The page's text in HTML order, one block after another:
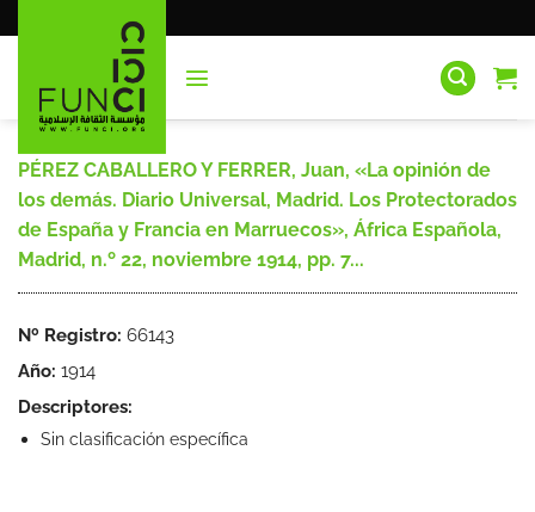
al
PÉREZ CABALLERO Y FERRER, Juan, «La opinión de
los demás. Diario Universal, Madrid. Los Protectorados
de España y Francia en Marruecos», África Española,
Madrid, n.º 22, noviembre 1914, pp. 7...
Nº Registro: 66143
Año: 1914
Descriptores:
Sin clasificación específica